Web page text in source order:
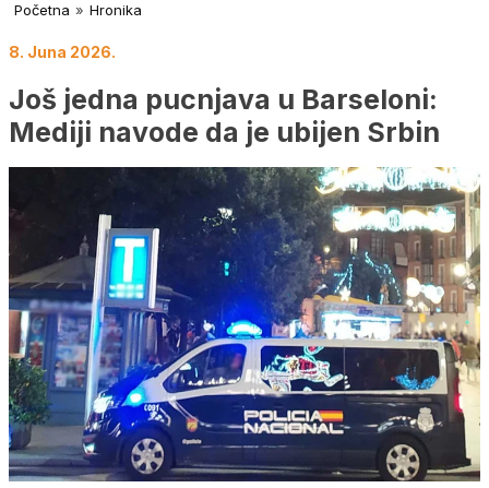
Početna » Hronika
8. Juna 2026.
Još jedna pucnjava u Barseloni:
Mediji navode da je ubijen Srbin